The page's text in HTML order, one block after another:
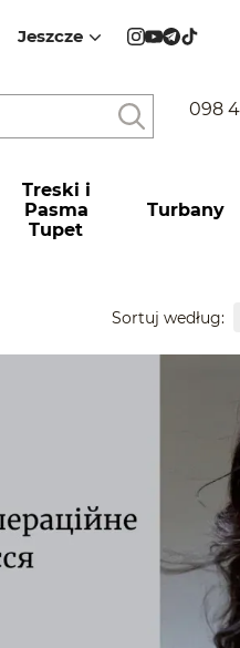
Jeszcze
098
Treski і
Pasma
Tupet
Turbany
Sortuj według: